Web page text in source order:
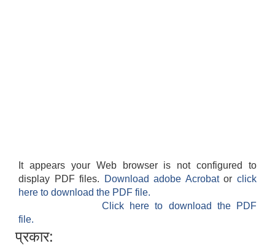
It appears your Web browser is not configured to
display PDF files.
Download adobe Acrobatorclick
here to download the PDF file.
Click here to download the PDF
file.
प्रकार: